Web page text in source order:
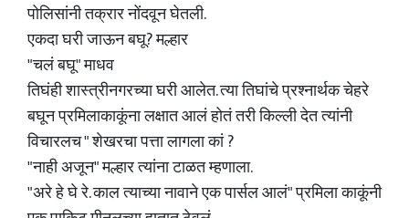
पोलिसांनी तक्रार नोंदवून घेतली.
एकदा घरी जाऊन बघू? मल्हार
"चलं बघू" माधव
तिघंही शास्त्रीनगरच्या घरी आलेत. त्या तिघांचे प्रश्नार्थक चेहरे
बघून प्रमिलाकाकूंना लक्षात आलं होतं तरी किल्ली देत त्यांनी
विचारलच " शेखरचा पत्ता लागला कां ?
"नाही अजून" मल्हार त्यांना टाळत म्हणाला.
"अरे हे घे रे. काल त्याच्या नावाने एक पार्सल आलं" प्रमिला काकूंनी